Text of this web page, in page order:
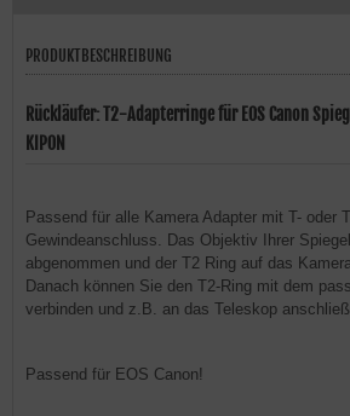
PRODUKTBESCHREIBUNG
Rückläufer: T2-Adapterringe für EOS Canon
KIPON
Passend für alle Kamera Adapter mit T- oder
Gewindeanschluss. Das Objektiv Ihrer
abgenommen und der T2 Ring auf das
Danach können Sie den T2-Ring mit dem
verbinden und z.B. an das Teleskop
Passend für EOS Canon!